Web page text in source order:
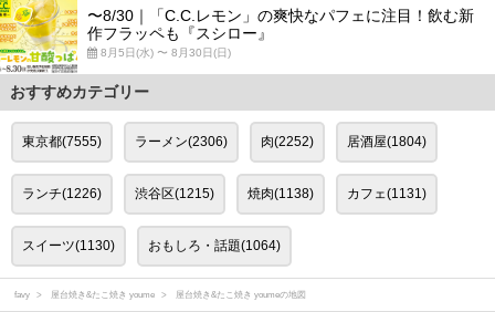
〜8/30｜「C.C.レモン」の爽快なパフェに注目！飲む新
作フラッペも『スシロー』
8月5日(水) 〜 8月30日(日)
おすすめカテゴリー
東京都(7555) ラーメン(2306) 肉(2252) 居酒屋(1804)
ランチ(1226) 渋谷区(1215) 焼肉(1138) カフェ(1131)
スイーツ(1130) おもしろ・話題(1064)
favy 屋台焼き&たこ焼き youme 屋台焼き&たこ焼き youmeの地図